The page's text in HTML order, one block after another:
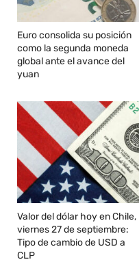
Euro consolida su posición
como la segunda moneda
global ante el avance del
yuan
Valor del dólar hoy en Chile,
viernes 27 de septiembre:
Tipo de cambio de USD a
CLP